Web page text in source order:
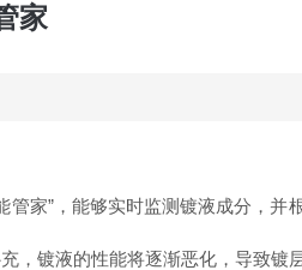
家
”，能够实时监测镀液成分，并
镀液的性能将逐渐恶化，导致镀